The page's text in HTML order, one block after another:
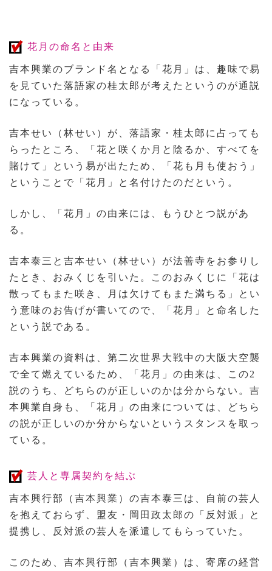
花月の命名と由来
吉本興業のブランド名となる「花月」は、趣味で易
を見ていた落語家の桂太郎が考えたというのが通説
になっている。
吉本せい（林せい）が、落語家・桂太郎に占っても
らったところ、「花と咲くか月と陰るか、すべてを
賭けて」という易が出たため、「花も月も使おう」
ということで「花月」と名付けたのだという。
しかし、「花月」の由来には、もうひとつ説があ
る。
吉本泰三と吉本せい（林せい）が法善寺をお参りし
たとき、おみくじを引いた。このおみくじに「花は
散ってもまた咲き、月は欠けてもまた満ちる」とい
う意味のお告げが書いてので、「花月」と命名した
という説である。
吉本興業の資料は、第二次世界大戦中の大阪大空襲
で全て燃えているため、「花月」の由来は、この2
説のうち、どちらのが正しいのかは分からない。吉
本興業自身も、「花月」の由来については、どちら
の説が正しいのか分からないというスタンスを取っ
ている。
芸人と専属契約を結ぶ
吉本興行部（吉本興業）の吉本泰三は、自前の芸人
を抱えておらず、盟友・岡田政太郎の「反対派」と
提携し、反対派の芸人を派遣してもらっていた。
このため、吉本興行部（吉本興業）は、寄席の経営